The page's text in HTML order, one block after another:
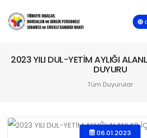
2023 YILI DUL-YETİM AYLIĞI
DUYURU
Tüm Duyurular
06.01.2023